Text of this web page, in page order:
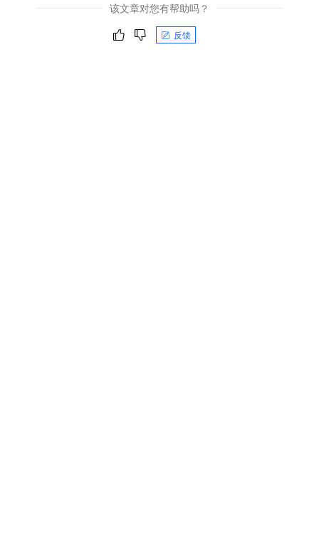
该文章对您有帮助吗？
反馈